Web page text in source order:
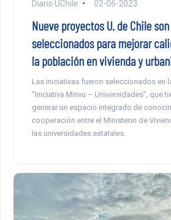
Diario UChile 02-06-2023
Nueve proyectos U. de Chile son
seleccionados para mejorar
la población en vivienda y
Las iniciativas fueron seleccionados en
“Iniciativa Minvu – Universidades”, que
generar un espacio integrado de
cooperación entre el Ministerio de
las universidades estatales.